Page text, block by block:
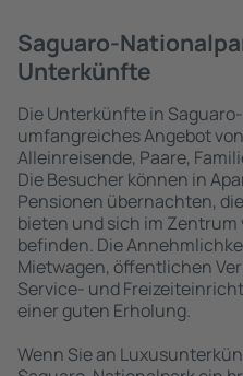
Saguaro-
Unterkünfte
Die Unterkünfte in
umfangreiches Angebot
Alleinreisende, Paare,
Die Besucher können in
Pensionen übernachten,
bieten und sich im
befinden. Die
Mietwagen, öffentlichen
Service- und
einer guten Erholung.
Wenn Sie an